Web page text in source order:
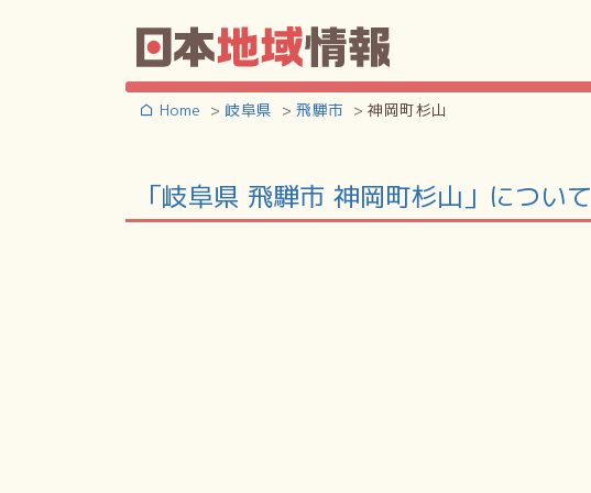
Home 岐阜県 飛騨市 神岡町杉山
「岐阜県 飛騨市 神岡町杉山」について